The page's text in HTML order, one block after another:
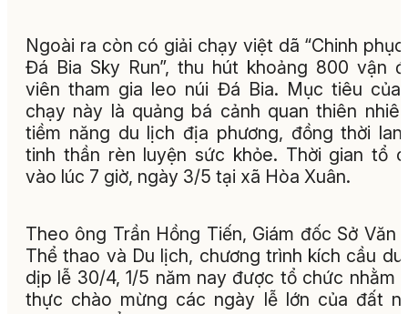
Ngoài ra còn có giải chạy việt dã “Chinh
Đá Bia Sky Run”, thu hút khoảng 800 vận
viên tham gia leo núi Đá Bia. Mục tiêu của
chạy này là quảng bá cảnh quan thiên
tiềm năng du lịch địa phương, đồng thời
tinh thần rèn luyện sức khỏe. Thời gian tổ
vào lúc 7 giờ, ngày 3/5 tại xã Hòa Xuân.
Theo ông Trần Hồng Tiến, Giám đốc Sở Văn
Thể thao và Du lịch, chương trình kích cầu du
dịp lễ 30/4, 1/5 năm nay được tổ chức nhằm
thực chào mừng các ngày lễ lớn của đất